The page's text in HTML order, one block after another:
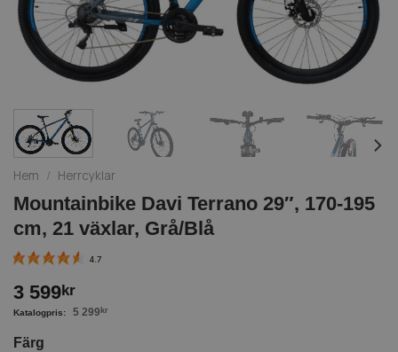
Hem / Herrcyklar
Mountainbike Davi Terrano 29″, 170-195
cm, 21 växlar, Grå/Blå
4.7
3 599kr
5 299 kr
Färg